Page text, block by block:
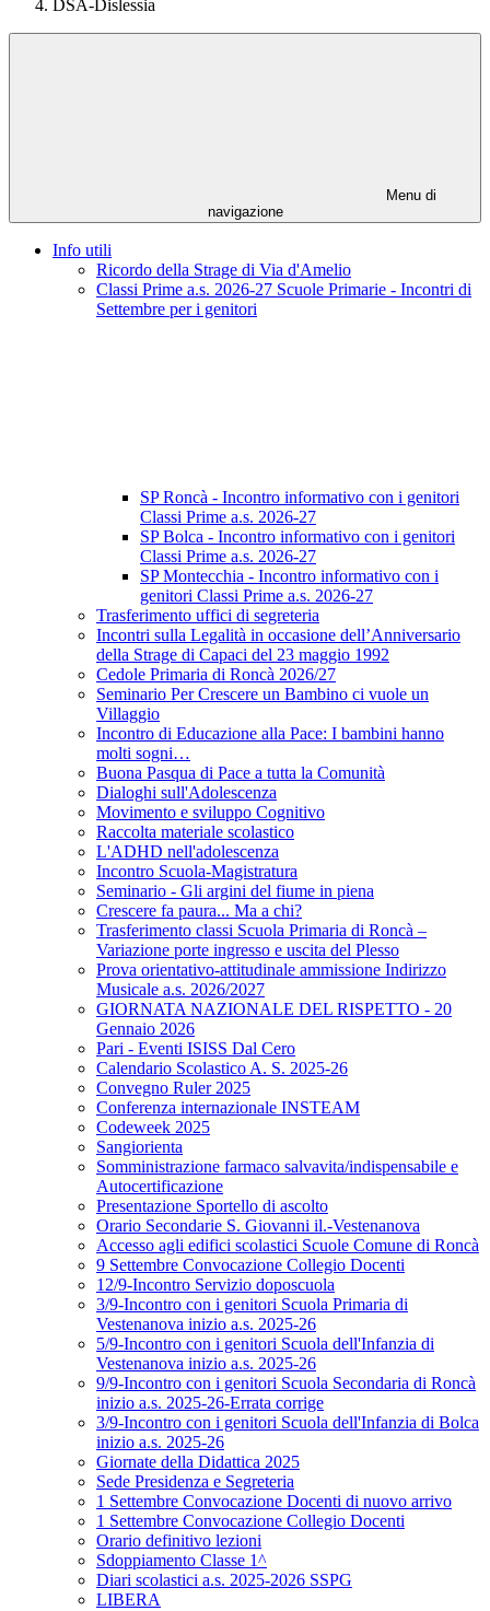
DSA-Dislessia
Menu di
navigazione
Info utili
Ricordo della Strage di Via d'Amelio
Classi Prime a.s. 2026-27 Scuole Primarie - Incontri di
Settembre per i genitori
SP Roncà - Incontro informativo con i genitori
Classi Prime a.s. 2026-27
SP Bolca - Incontro informativo con i genitori
Classi Prime a.s. 2026-27
SP Montecchia - Incontro informativo con i
genitori Classi Prime a.s. 2026-27
Trasferimento uffici di segreteria
Incontri sulla Legalità in occasione dell’Anniversario
della Strage di Capaci del 23 maggio 1992
Cedole Primaria di Roncà 2026/27
Seminario Per Crescere un Bambino ci vuole un
Villaggio
Incontro di Educazione alla Pace: I bambini hanno
molti sogni…
Buona Pasqua di Pace a tutta la Comunità
Dialoghi sull'Adolescenza
Movimento e sviluppo Cognitivo
Raccolta materiale scolastico
L'ADHD nell'adolescenza
Incontro Scuola-Magistratura
Seminario - Gli argini del fiume in piena
Crescere fa paura... Ma a chi?
Trasferimento classi Scuola Primaria di Roncà –
Variazione porte ingresso e uscita del Plesso
Prova orientativo-attitudinale ammissione Indirizzo
Musicale a.s. 2026/2027
GIORNATA NAZIONALE DEL RISPETTO - 20
Gennaio 2026
Pari - Eventi ISISS Dal Cero
Calendario Scolastico A. S. 2025-26
Convegno Ruler 2025
Conferenza internazionale INSTEAM
Codeweek 2025
Sangiorienta
Somministrazione farmaco salvavita/indispensabile e
Autocertificazione
Presentazione Sportello di ascolto
Orario Secondarie S. Giovanni il.-Vestenanova
Accesso agli edifici scolastici Scuole Comune di Roncà
9 Settembre Convocazione Collegio Docenti
12/9-Incontro Servizio doposcuola
3/9-Incontro con i genitori Scuola Primaria di
Vestenanova inizio a.s. 2025-26
5/9-Incontro con i genitori Scuola dell'Infanzia di
Vestenanova inizio a.s. 2025-26
9/9-Incontro con i genitori Scuola Secondaria di Roncà
inizio a.s. 2025-26-Errata corrige
3/9-Incontro con i genitori Scuola dell'Infanzia di Bolca
inizio a.s. 2025-26
Giornate della Didattica 2025
Sede Presidenza e Segreteria
1 Settembre Convocazione Docenti di nuovo arrivo
1 Settembre Convocazione Collegio Docenti
Orario definitivo lezioni
Sdoppiamento Classe 1^
Diari scolastici a.s. 2025-2026 SSPG
LIBERA